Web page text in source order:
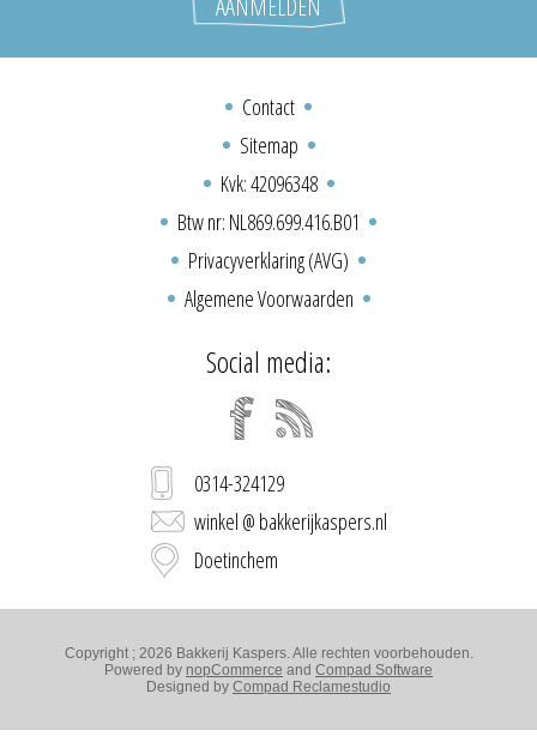
Contact
Sitemap
Kvk: 42096348
Btw nr: NL869.699.416.B01
Privacyverklaring (AVG)
Algemene Voorwaarden
Social media:
0314-324129
winkel @ bakkerijkaspers.nl
Doetinchem
Copyright ; 2026 Bakkerij Kaspers. Alle rechten voorbehouden.
Powered by nopCommerce and Compad Software
Designed by Compad Reclamestudio